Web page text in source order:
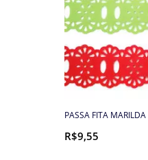
PASSA FITA
R$9,55